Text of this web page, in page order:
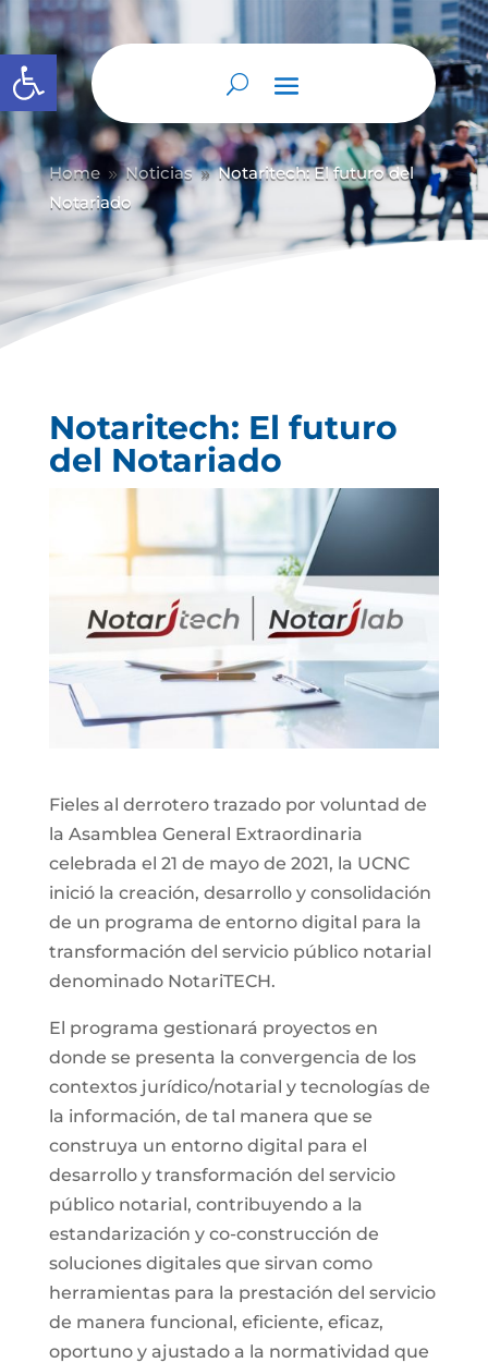
Abrir barra de herramientas
Home 9 Noticias 9 Notaritech: El futuro del
Notariado
Notaritech: El futuro
del Notariado
Fieles al derrotero trazado por voluntad de
la Asamblea General Extraordinaria
celebrada el 21 de mayo de 2021, la UCNC
inició la creación, desarrollo y consolidación
de un programa de entorno digital para la
transformación del servicio público notarial
denominado NotariTECH.
El programa gestionará proyectos en
donde se presenta la convergencia de los
contextos jurídico/notarial y tecnologías de
la información, de tal manera que se
construya un entorno digital para el
desarrollo y transformación del servicio
público notarial, contribuyendo a la
estandarización y co-construcción de
soluciones digitales que sirvan como
herramientas para la prestación del servicio
de manera funcional, eficiente, eficaz,
oportuno y ajustado a la normatividad que